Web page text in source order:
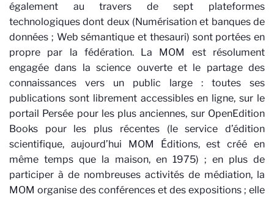
également au travers de sept plateformes
technologiques dont deux (Numérisation et banques de
données ; Web sémantique et thesauri) sont portées en
propre par la fédération. La MOM est résolument
engagée dans la science ouverte et le partage des
connaissances vers un public large : toutes ses
publications sont librement accessibles en ligne, sur le
portail Persée pour les plus anciennes, sur OpenEdition
Books pour les plus récentes (le service d’édition
scientifique, aujourd’hui MOM Éditions, est créé en
même temps que la maison, en 1975) ; en plus de
participer à de nombreuses activités de médiation, la
MOM organise des conférences et des expositions ; elle